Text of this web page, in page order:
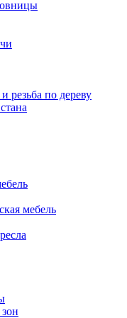
резьба по дереву
мебель